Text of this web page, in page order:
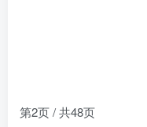
第2页 / 共48页